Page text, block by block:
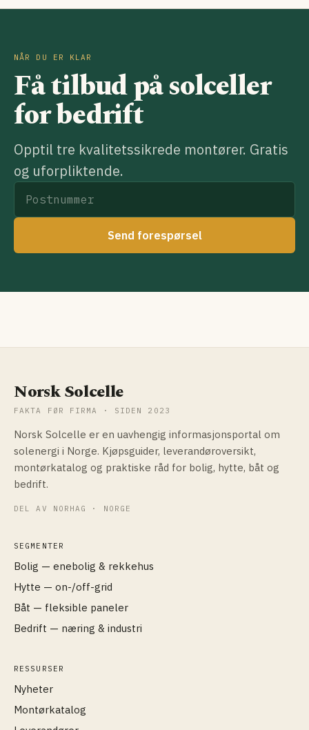
NÅR DU ER KLAR
Få tilbud på solceller
for bedrift
Opptil tre kvalitetssikrede montører. Gratis
og uforpliktende.
Send forespørsel
Norsk Solcelle
FAKTA FØR FIRMA · SIDEN 2023
Norsk Solcelle er en uavhengig informasjonsportal om
solenergi i Norge. Kjøpsguider, leverandøroversikt,
montørkatalog og praktiske råd for bolig, hytte, båt og
bedrift.
DEL AV NORHAG · NORGE
SEGMENTER
Bolig — enebolig & rekkehus
Hytte — on-/off-grid
Båt — fleksible paneler
Bedrift — næring & industri
RESSURSER
Nyheter
Montørkatalog